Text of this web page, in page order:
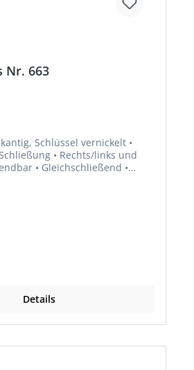
Nr. 663
Schlüssel vernickelt •
•
Details